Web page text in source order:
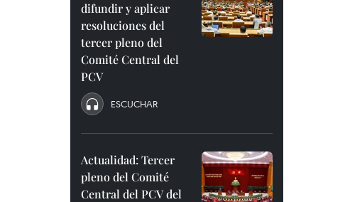
difundir y aplicar
resoluciones del
tercer pleno del
Comité Central del
PCV
ESCUCHAR
Actualidad: Tercer
pleno del Comité
Central del PCV del